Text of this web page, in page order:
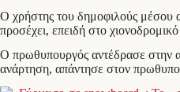
Ο χρήστης του δημοφιλούς μέσου
προσέχει, επειδή στο
Ο πρωθυπουργός αντέδρασε στην
ανάρτηση, απάντησε στον